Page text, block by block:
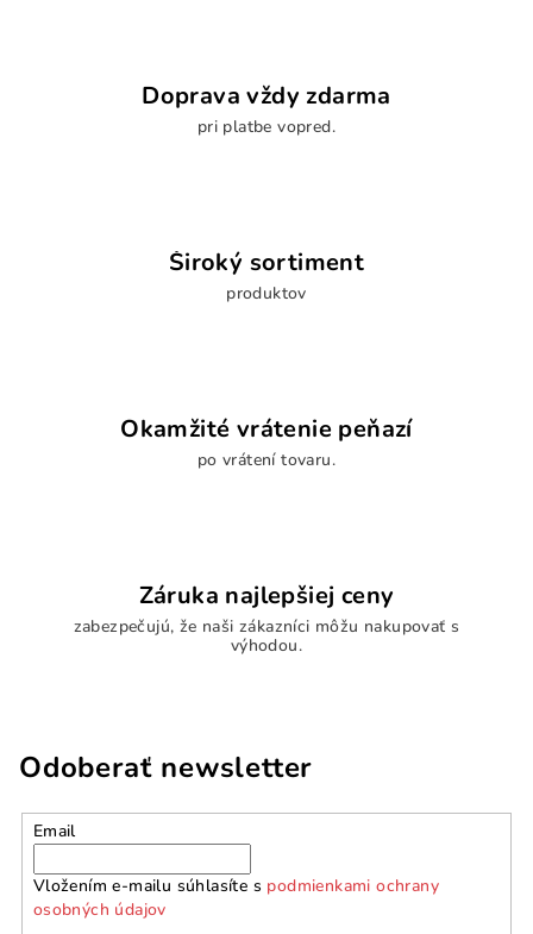
r
v
k
i
s
Doprava vždy zdarma
pri platbe vopred.
Široký sortiment
produktov
Okamžité vrátenie peňazí
po vrátení tovaru.
Záruka najlepšiej ceny
zabezpečujú, že naši zákazníci môžu nakupovať s
výhodou.
Odoberať newsletter
Email
Vložením e-mailu súhlasíte s podmienkami ochrany
osobných údajov